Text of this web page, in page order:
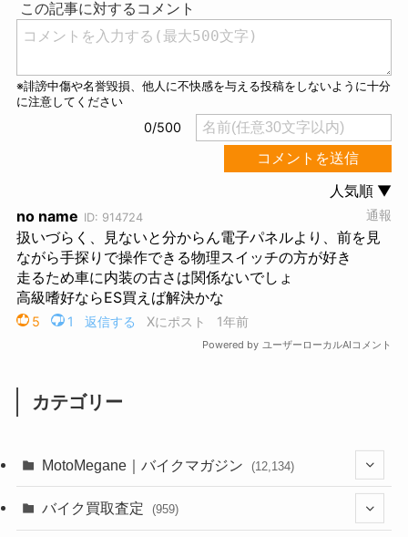
カテゴリー
MotoMegane｜バイクマガジン (12,134)
バイク買取査定 (959)